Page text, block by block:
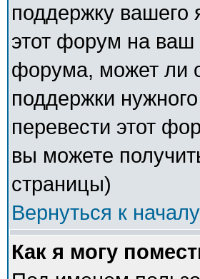
поддержку вашего
этот форум на ваш
форума, может ли
поддержки
перевести этот
вы можете
страницы)
Вернуться к началу
Как я могу